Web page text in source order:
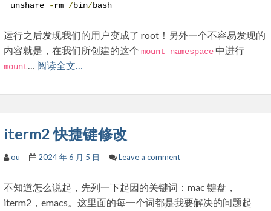
unshare -rm /bin/bash
运行之后发现我们的用户变成了 root！另外一个不容易发现的
内容就是，在我们所创建的这个 mount namespace 中进行
mount… 阅读全文…
iterm2 快捷键修改
ou 2024 年 6 月 5 日 Leave a comment
不知道怎么说起，先列一下起因的关键词：mac 键盘，
iterm2，emacs。这里面的每一个词都是我要解决的问题起